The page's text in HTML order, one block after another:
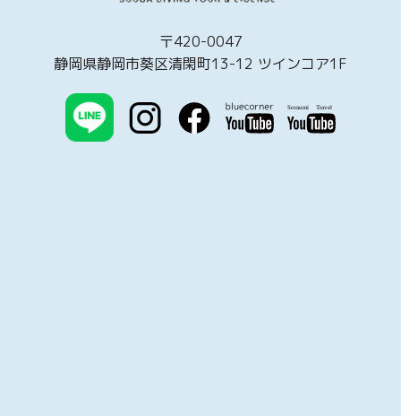
〒420-0047
静岡県静岡市葵区清閑町13-12 ツインコア1F